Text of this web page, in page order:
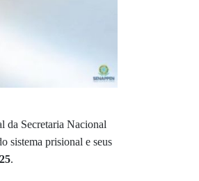
da Secretaria Nacional
sistema prisional e seus
.